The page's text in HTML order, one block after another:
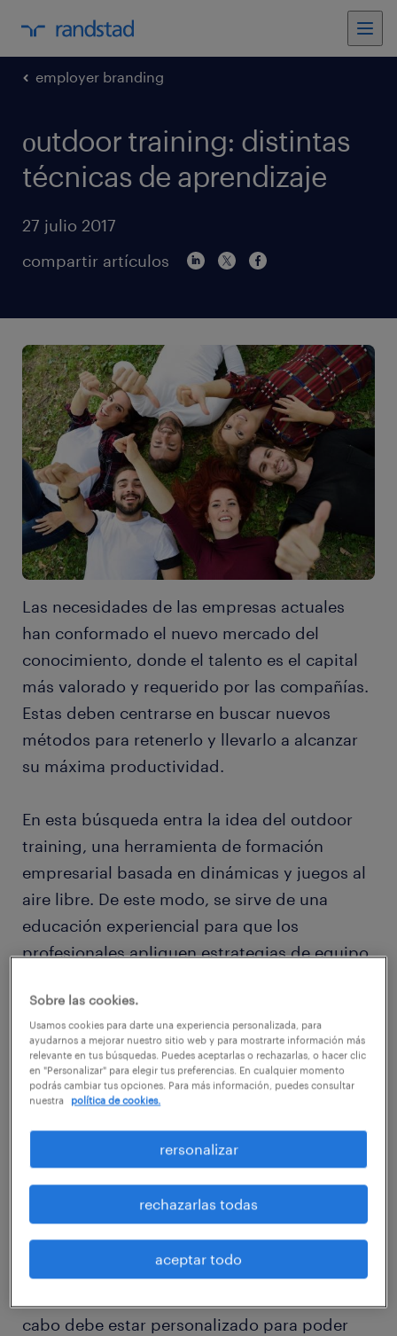
employer branding
оutdoor training: distintas
técnicas de aprendizaje
27 julio 2017
compartir artículos
Las necesidades de las empresas actuales
han conformado el nuevo mercado del
conocimiento, donde el talento es el capital
más valorado y requerido por las compañías.
Estas deben centrarse en buscar nuevos
métodos para retenerlo y llevarlo a alcanzar
su máxima productividad.
En esta búsqueda entra la idea del outdoor
training, una herramienta de formación
empresarial basada en dinámicas y juegos al
aire libre. De este modo, se sirve de una
educación experiencial para que los
profesionales apliquen estrategias de equipo
actividad laboral.
No se debe confundir con actividades de
Team Building, ya que más allá de pretender
que se creen lazos con los compañeros a
través de actividades lúdicas en equipo, el
outdoor training busca que las habilidades
emocionales vayan de la mano del
entrenamiento de las capacidades lógicas
para la resolución de problemas.
cabo debe estar personalizado para poder
Sobre las cookies.
Usamos cookies para darte una experiencia personalizada, para
ayudarnos a mejorar nuestro sitio web y para mostrarte información más
relevante en tus búsquedas. Puedes aceptarlas o rechazarlas, o hacer clic
en "Personalizar" para elegir tus preferencias. En cualquier momento
podrás cambiar tus opciones. Para más información, puedes consultar
nuestra
política de cookies.
rersonalizar
rechazarlas todas
aceptar todo